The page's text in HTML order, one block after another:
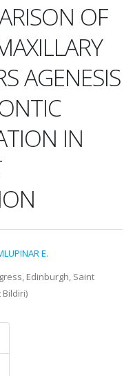
OF
AGENESIS
IN
E.
Edinburgh, Saint
Bildiri)